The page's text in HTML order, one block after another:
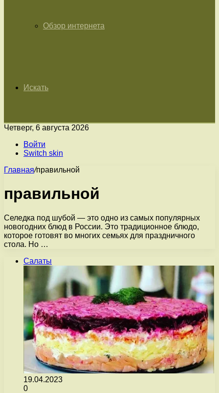
Обзор интернета
Искать
Четверг, 6 августа 2026
Войти
Switch skin
Главная/правильной
правильной
Селедка под шубой — это одно из самых популярных
новогодних блюд в России. Это традиционное блюдо,
которое готовят во многих семьях для праздничного
стола. Но …
Салаты
19.04.2023
0